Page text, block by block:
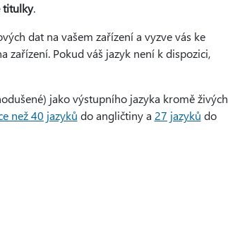
titulky.
dat na vašem zařízení a vyzve vás ke
zařízení. Pokud váš jazyk není k dispozici,
jako výstupního jazyka kromě živých
než 40 jazyků do angličtiny a 27 jazyků do